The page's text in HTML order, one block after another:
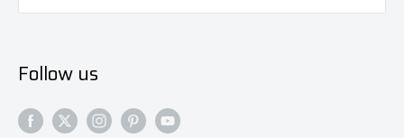
Follow us